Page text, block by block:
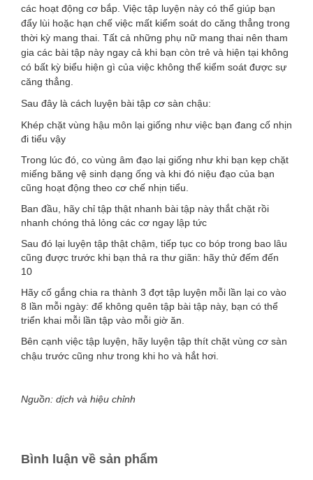
các hoạt động cơ bắp. Việc tập luyện này có thể giúp bạn
đẩy lùi hoặc hạn chế việc mất kiểm soát do căng thẳng trong
thời kỳ mang thai. Tất cả những phụ nữ mang thai nên tham
gia các bài tập này ngay cả khi bạn còn trẻ và hiện tại không
có bất kỳ biểu hiện gì của việc không thể kiểm soát được sự
căng thẳng.
Sau đây là cách luyện bài tập cơ sàn chậu:
Khép chặt vùng hậu môn lại giống như việc bạn đang cố nhịn
đi tiểu vậy
Trong lúc đó, co vùng âm đạo lại giống như khi bạn kẹp chặt
miếng băng vệ sinh dạng ống và khi đó niệu đạo của bạn
cũng hoạt động theo cơ chế nhịn tiểu.
Ban đầu, hãy chỉ tập thật nhanh bài tập này thắt chặt rồi
nhanh chóng thả lỏng các cơ ngay lập tức
Sau đó lại luyện tập thật chậm, tiếp tục co bóp trong bao lâu
cũng được trước khi bạn thả ra thư giãn: hãy thử đếm đến
10
Hãy cố gắng chia ra thành 3 đợt tập luyện mỗi lần lại co vào
8 lần mỗi ngày: để không quên tập bài tập này, bạn có thể
triển khai mỗi lần tập vào mỗi giờ ăn.
Bên cạnh việc tập luyện, hãy luyện tập thít chặt vùng cơ sàn
chậu trước cũng như trong khi ho và hắt hơi.
Nguồn: dịch và hiệu chỉnh
Bình luận về sản phẩm